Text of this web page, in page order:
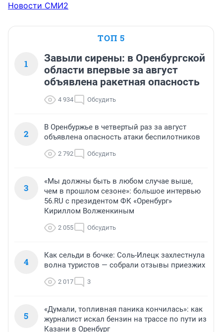
Новости СМИ2
ТОП 5
1
Завыли сирены: в Оренбургской
области впервые за август
объявлена ракетная опасность
4 934 Обсудить
2
В Оренбуржье в четвертый раз за август
объявлена опасность атаки беспилотников
2 792 Обсудить
3
«Мы должны быть в любом случае выше,
чем в прошлом сезоне»: большое интервью
56.RU с президентом ФК «Оренбург»
Кириллом Волженкиным
2 055 Обсудить
4
Как сельди в бочке: Соль-Илецк захлестнула
волна туристов — собрали отзывы приезжих
2 017 3
5
«Думали, топливная паника кончилась»: как
журналист искал бензин на трассе по пути из
Казани в Оренбург